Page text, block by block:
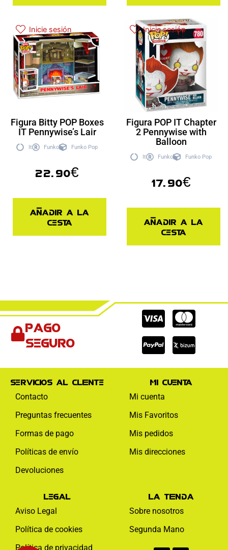
Inicie sesión
Figura Bitty POP Boxes
IT Pennywise’s Lair
It Funko Funko Pop
22.90€
Añadir a la
cesta
Inicie sesión
Figura POP IT Chapter
2 Pennywise with
Balloon
It Funko Funko Pop
17.90€
Añadir a la
cesta
Pago
seguro
Cc-
visa
Cc-
Cc-
paypal
Servicios al cliente
Contacto
Preguntas frecuentes
Formas de pago
Políticas de envío
Devoluciones
Mi cuenta
Mi cuenta
Mis Favoritos
Mis pedidos
Mis direcciones
Legal
Aviso Legal
Política de cookies
Política de privacidad
La tienda
Sobre nosotros
Segunda Mano